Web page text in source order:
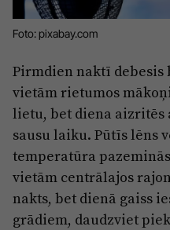
Ķekava
Mārupe
Olaine
Ropaži
Salaspils
Saulkrasti
Sigulda
Jūrmala
Foto: pixabay.com
Pirmdien naktī debesis
vietām rietumos
lietu, bet diena
sausu laiku. Pūtīs lēns
temperatūra
vietām centrālajos
nakts, bet dienā gaiss
grādiem, daudzviet